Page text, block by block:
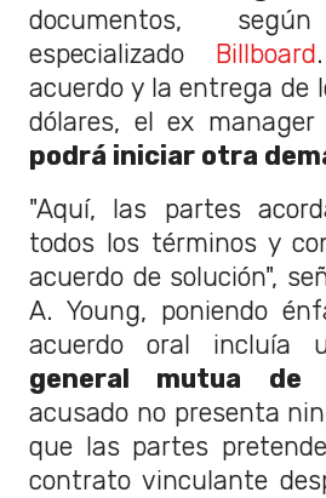
documentos,
especializado
Billboard
acuerdo y la entrega de
dólares, el ex manager
podrá iniciar otra
"Aquí, las partes
todos los términos y
acuerdo de solución",
A. Young, poniendo
acuerdo oral incluía
general mutua de
acusado no presenta
que las partes
contrato vinculante